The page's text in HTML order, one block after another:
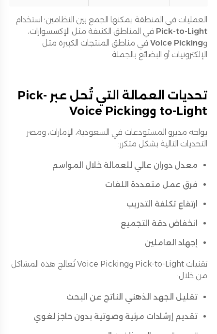
العمليات في المنطقة يمكنها الجمع بين النظامين؛ استخدام
Pick-to-Light في المناطق الكثيفة مثل الإكسسوارات،
وVoice Picking في مناطق المنتجات الكبيرة مثل
الإلكترونيات أو البضائع بالجملة.
تحديات العمالة التي تُحل عبر Pick-
to-Light وVoice Picking
يواجه مديرو المستودعات في السعودية، الإمارات، ومصر
التحديات التالية بشكل متكرر:
معدل دوران عالي للعمالة خلال المواسم
فرق عمل متعددة اللغات
ارتفاع تكلفة التدريب
انخفاض دقة التجميع
إجهاد العاملين
تقنيات Pick-to-Light وVoice Picking تُعالج هذه المشاكل
من خلال:
تقليل الجهد الذهني الناتج عن البحث
تقديم إرشادات مرئية وصوتية بدون حاجز لغوي